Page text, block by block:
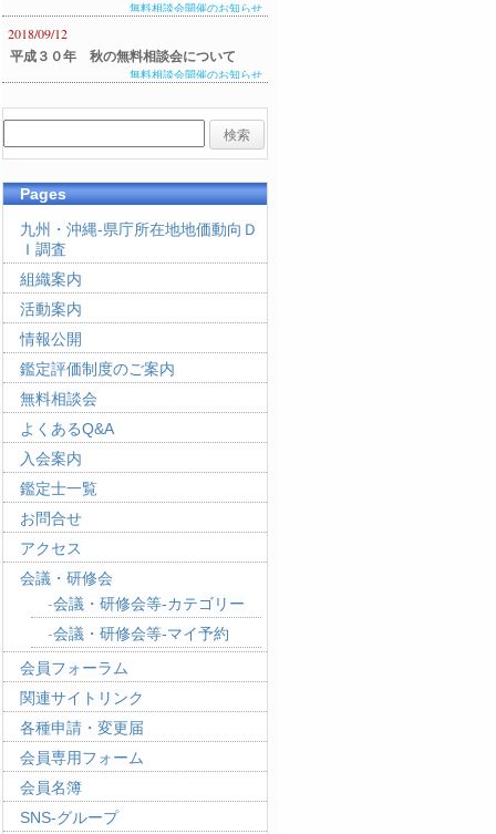
のご案内
無料相談会開催のお知らせ
2018/09/12
平成３０年 秋の無料相談会について
無料相談会開催のお知らせ
Pages
九州・沖縄-県庁所在地地価動向Ｄ
Ｉ調査
組織案内
活動案内
情報公開
鑑定評価制度のご案内
無料相談会
よくあるQ&A
入会案内
鑑定士一覧
お問合せ
アクセス
会議・研修会
会議・研修会等-カテゴリー
会議・研修会等-マイ予約
会員フォーラム
関連サイトリンク
各種申請・変更届
会員専用フォーム
会員名簿
SNS-グループ